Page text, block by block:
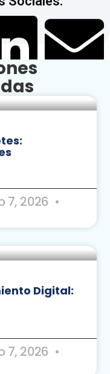
7, 2026
Digital:
7, 2026